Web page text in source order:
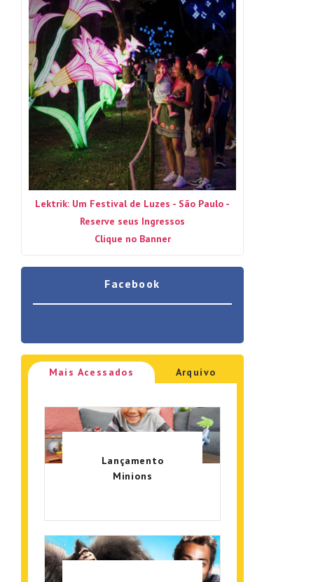
Lektrik: Um Festival de Luzes - São Paulo -
Reserve seus Ingressos
Clique no Banner
Facebook
Mais Acessados Arquivo
Lançamento
Minions